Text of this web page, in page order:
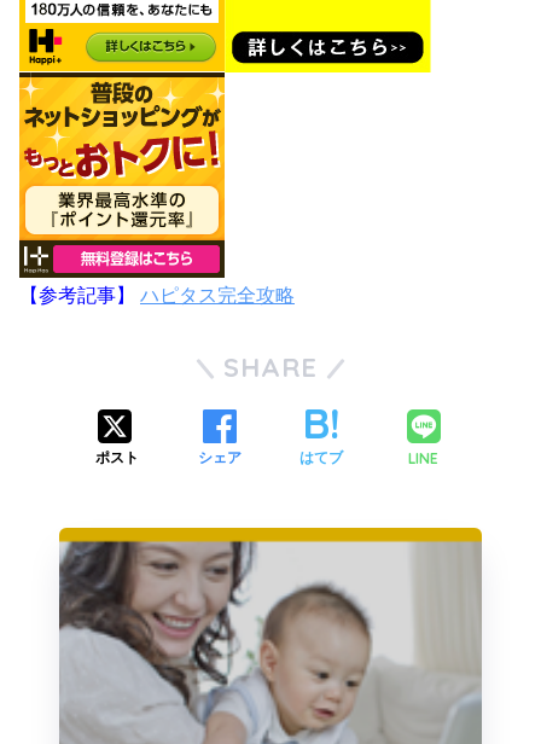
【参考記事】 ハピタス完全攻略
SHARE
ポスト シェア はてブ LINE